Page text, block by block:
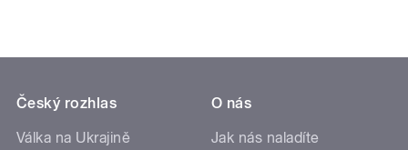
Český rozhlas
Válka na Ukrajině
O nás
Jak nás naladíte